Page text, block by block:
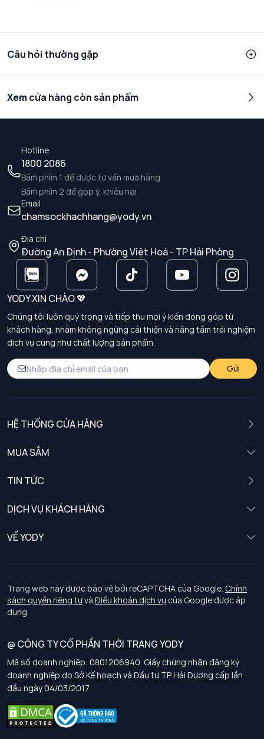
Câu hỏi thường gặp
Xem cửa hàng còn sản phẩm
Hotline
1800 2086
Bấm phím 1 để được tư vấn mua hàng
Bấm phím 2 để góp ý, khiếu nại
Email
chamsockhachhang@yody.vn
Địa chỉ
Đường An Định - Phường Việt Hoà - TP Hải Phòng
YODY XIN CHÀO 💖
Chúng tôi luôn quý trọng và tiếp thu mọi ý kiến đóng góp từ
khách hàng, nhằm không ngừng cải thiện và nâng tầm trải nghiệm
dịch vụ cũng như chất lượng sản phẩm.
Gửi
HỆ THỐNG CỬA HÀNG
MUA SẮM
TIN TỨC
DỊCH VỤ KHÁCH HÀNG
Chính sách khách hàng thân thiết
Chính sách bảo vệ dữ liệu cá nhân
Chính sách thanh toán, giao nhận
Chính sách chất lượng và an toàn sức khoẻ nghề nghiệp
Chính sách đơn đồng phục
Hướng dẫn chọn kích thước
VỀ YODY
Tuyển dụng
Trang web này được bảo vệ bởi reCAPTCHA của Google. Chính
sách quyền riêng tưvà Điều khoản dịch vụ của Google được áp
dụng.
@ CÔNG TY CỔ PHẦN THỜI TRANG YODY
Mã số doanh nghiệp: 0801206940. Giấy chứng nhận đăng ký
doanh nghiệp do Sở Kế hoạch và Đầu tư TP Hải Dương cấp lần
đầu ngày 04/03/2017